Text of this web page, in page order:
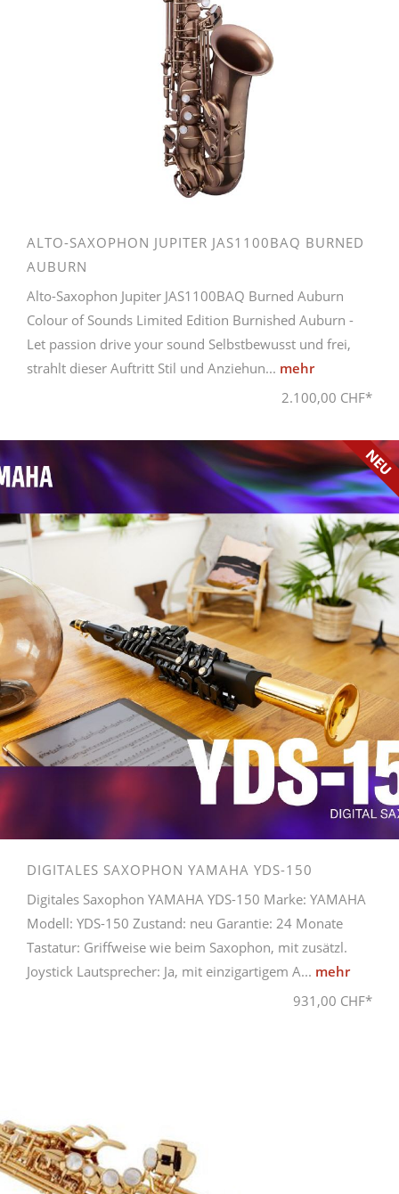
ALTO-SAXOPHON JUPITER JAS1100BAQ BURNED
AUBURN
Alto-Saxophon Jupiter JAS1100BAQ Burned Auburn
Colour of Sounds Limited Edition Burnished Auburn -
Let passion drive your sound Selbstbewusst und frei,
strahlt dieser Auftritt Stil und Anziehun... mehr
2.100,00 CHF*
DIGITALES SAXOPHON YAMAHA YDS-150
Digitales Saxophon YAMAHA YDS-150 Marke: YAMAHA
Modell: YDS-150 Zustand: neu Garantie: 24 Monate
Tastatur: Griffweise wie beim Saxophon, mit zusätzl.
Joystick Lautsprecher: Ja, mit einzigartigem A... mehr
931,00 CHF*